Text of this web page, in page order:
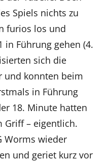
Spiels nichts zu
furios los und
Führung gehen (4.
sich die
und konnten beim
in Führung
18. Minute hatten
Griff – eigentlich.
Worms wieder
und geriet kurz vor